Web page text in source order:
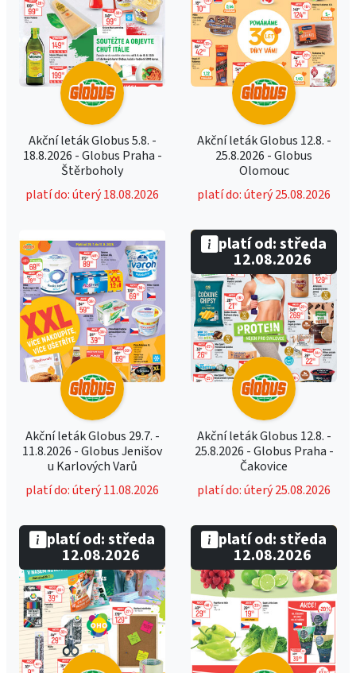
Akční leták Globus 5.8. -
18.8.2026 - Globus Praha -
Štěrboholy
platí do: úterý 18.08.2026
Akční leták Globus 12.8. -
25.8.2026 - Globus
Olomouc
platí do: úterý 25.08.2026
Akční leták Globus 29.7. -
11.8.2026 - Globus Jenišov
u Karlových Varů
platí do: úterý 11.08.2026
Akční leták Globus 12.8. -
25.8.2026 - Globus Praha -
Čakovice
platí do: úterý 25.08.2026
platí od: středa
12.08.2026
platí od: středa
12.08.2026
platí od: středa
12.08.2026